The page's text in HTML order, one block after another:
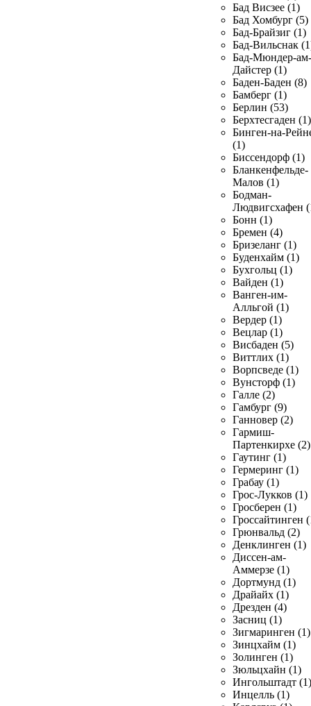
Бад Висзее (1)
Бад Хомбург (5)
Бад-Брайзиг (1)
Бад-Вильснак
Бад-Мюндер-ам-
Дайстер (1)
Баден-Баден (8)
Бамберг (1)
Берлин (53)
Берхтесгаден (1)
Бинген-на-
(1)
Биссендорф (1)
Бланкенфельде-
Малов (1)
Бодман-
Людвигсхафен
Бонн (1)
Бремен (4)
Бризеланг (1)
Буденхайм (1)
Бухгольц (1)
Вайден (1)
Ванген-им-
Алльгой (1)
Вердер (1)
Вецлар (1)
Висбаден (5)
Виттлих (1)
Ворпсведе (1)
Вунсторф (1)
Галле (2)
Гамбург (9)
Ганновер (2)
Гармиш-
Партенкирхе (2)
Гаутинг (1)
Гермеринг (1)
Грабау (1)
Грос-Лукков (1)
Гросберен (1)
Гроссайтинген
Грюнвальд (2)
Денклинген (1)
Диссен-ам-
Аммерзе (1)
Дортмунд (1)
Драйайх (1)
Дрезден (4)
Засниц (1)
Зигмаринген (1)
Зинцхайм (1)
Золинген (1)
Зюльцхайн (1)
Ингольштадт (1)
Инцелль (1)